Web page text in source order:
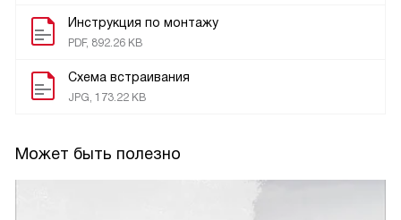
Инструкция по монтажу
PDF, 892.26 KB
Схема встраивания
JPG, 173.22 KB
Может быть полезно